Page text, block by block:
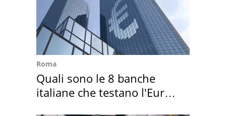
Roma
Quali sono le 8 banche
italiane che testano l'Euro